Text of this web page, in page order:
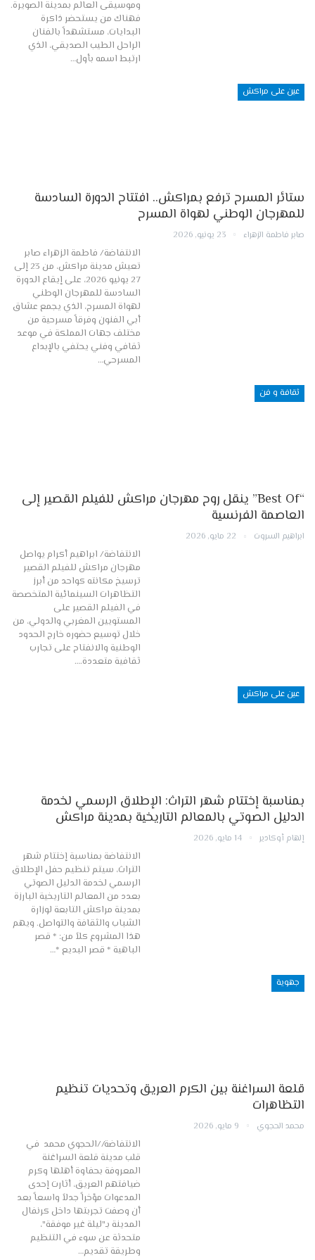
وموسيقى العالم بمدينة الصويرة.
فهناك من يستحضر ذاكرة
البدايات، مستشهداً بالفنان
الراحل الطيب الصديقي، الذي
ارتبط اسمه بأول…
عين على مراكش
ستائر المسرح ترفع بمراكش.. افتتاح الدورة السادسة
للمهرجان الوطني لهواة المسرح
صابر فاطمة الزهراء 23 يونيو, 2026
الانتفاضة/ فاطمة الزهراء صابر
تعيش مدينة مراكش، من 23 إلى
27 يونيو 2026، على إيقاع الدورة
السادسة للمهرجان الوطني
لهواة المسرح، الذي يجمع عشاق
أبي الفنون وفرقاً مسرحية من
مختلف جهات المملكة في موعد
ثقافي وفني يحتفي بالإبداع
المسرحي…
ثقافة و فن
“Best Of” ينقل روح مهرجان مراكش للفيلم القصير إلى
العاصمة الفرنسية
ابراهيم السروت 22 مايو, 2026
الانتفاضة/ ابراهيم أكرام يواصل
مهرجان مراكش للفيلم القصير
ترسيخ مكانته كواحد من أبرز
التظاهرات السينمائية المتخصصة
في الفيلم القصير على
المستويين المغربي والدولي، من
خلال توسيع حضوره خارج الحدود
الوطنية والانفتاح على تجارب
ثقافية متعددة.…
عين على مراكش
بمناسبة إختتام شهر التراث: الإطلاق الرسمي لخدمة
الدليل الصوتي بالمعالم التاريخية بمدينة مراكش
إلهام أوكادير 14 مايو, 2026
الانتفاضة بمناسبة إختتام شهر
التراث، سيتم تنظيم حفل الإطلاق
الرسمي لخدمة الدليل الصوتي
بعدد من المعالم التاريخية البارزة
بمدينة مراكش التابعة لوزارة
الشباب والثقافة والتواصل. ويهم
هذا المشروع كلاً من: * قصر
الباهية * قصر البديع *…
جهوية
قلعة السراغنة بين الكرم العريق وتحديات تنظيم
التظاهرات
محمد الحجوي 9 مايو, 2026
الانتفاضة//الحجوي محمد في
قلب مدينة قلعة السراغنة
المعروفة بحفاوة أهلها وكرم
ضيافتهم العريق، أثارت إحدى
المدعوات مؤخراً جدلاً واسعاً بعد
أن وصفت تجربتها داخل كرنفال
المدينة بـ"ليلة غير موفقة"،
متحدثة عن سوء في التنظيم
وطريقة تقديم…